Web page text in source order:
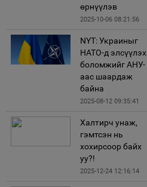
өрнүүлэв
2025-10-06 08:21:56
NYT: Украиныг
НАТО-д элсүүлэх
боломжийг АНУ-
аас шаардаж
байна
2025-08-12 09:35:41
Халтирч унаж,
гэмтсэн нь
хохирсоор байх
уу?!
2025-12-24 12:16:14